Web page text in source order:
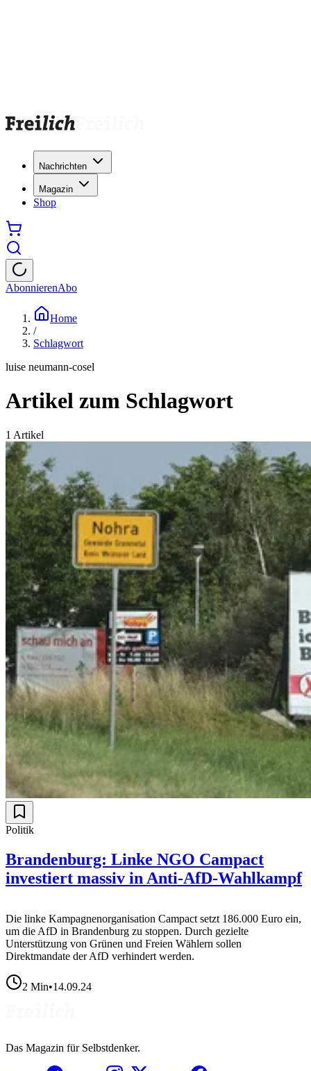
Nachrichten
Magazin
Shop
AbonnierenAbo
Home
/
Schlagwort
luise neumann-cosel
Artikel zum Schlagwort
1 Artikel
Politik
Brandenburg: Linke NGO Campact
investiert massiv in Anti-AfD-Wahlkampf
Die linke Kampagnenorganisation Campact setzt 186.000 Euro ein,
um die AfD in Brandenburg zu stoppen. Durch gezielte
Unterstützung von Grünen und Freien Wählern sollen
Direktmandate der AfD verhindert werden.
2 Min•14.09.24
Das Magazin für Selbstdenker.